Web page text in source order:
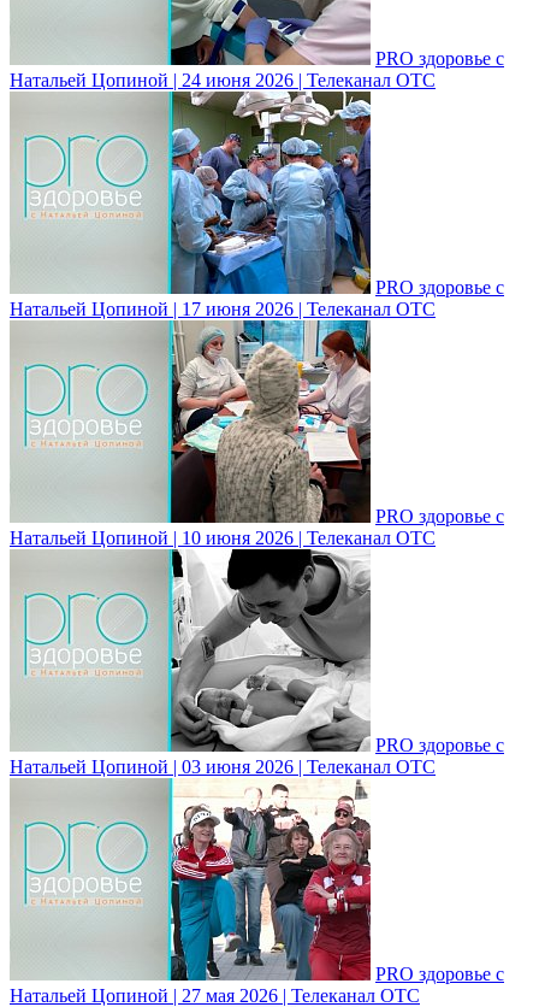
PRO здоровье с
Натальей Цопиной | 24 июня 2026 | Телеканал ОТС
PRO здоровье с
Натальей Цопиной | 17 июня 2026 | Телеканал ОТС
PRO здоровье с
Натальей Цопиной | 10 июня 2026 | Телеканал ОТС
PRO здоровье с
Натальей Цопиной | 03 июня 2026 | Телеканал ОТС
PRO здоровье с
Натальей Цопиной | 27 мая 2026 | Телеканал ОТС